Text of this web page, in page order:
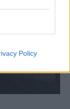
Policy